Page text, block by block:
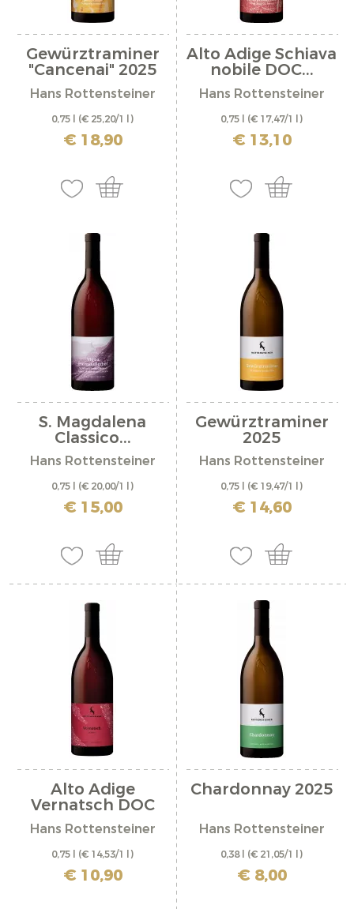
Gewürztraminer
"Cancenai" 2025
Hans Rottensteiner
0,75 l (€ 25,20/1 l)
incl. IVA più costi di spedizione
€ 18,90
Alto Adige Schiava
nobile DOC...
Hans Rottensteiner
0,75 l (€ 17,47/1 l)
incl. IVA più costi di spedizione
€ 13,10
S. Magdalena
Classico...
Hans Rottensteiner
0,75 l (€ 20,00/1 l)
incl. IVA più costi di spedizione
€ 15,00
Gewürztraminer
2025
Hans Rottensteiner
0,75 l (€ 19,47/1 l)
incl. IVA più costi di spedizione
€ 14,60
Alto Adige
Vernatsch DOC
2025
Hans Rottensteiner
0,75 l (€ 14,53/1 l)
incl. IVA più costi di spedizione
€ 10,90
Chardonnay 2025
Hans Rottensteiner
0,38 l (€ 21,05/1 l)
incl. IVA più costi di spedizione
€ 8,00